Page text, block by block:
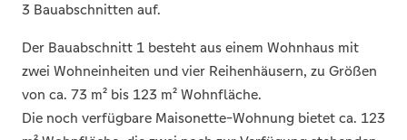
3 Bauabschnitten auf.
Der Bauabschnitt 1 besteht aus einem Wohnhaus mit
zwei Wohneinheiten und vier Reihenhäusern, zu Größen
von ca. 73 m² bis 123 m² Wohnfläche.
Die noch verfügbare Maisonette-Wohnung bietet ca. 123